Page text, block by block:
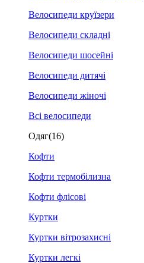
Велосипеди круїзери
Велосипеди складні
Велосипеди шосейні
Велосипеди дитячі
Велосипеди жіночі
Всі велосипеди
Одяг(16)
Кофти
Кофти термобілизна
Кофти флісові
Куртки
Куртки вітрозахисні
Куртки легкі